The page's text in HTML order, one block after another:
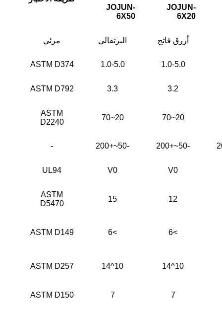
JOJUN-
6X20
JOJUN-
6X50
أزرق فاتح البرتقالي مرئي
1.0-5.0
1.0-5.0
ASTM D374
3.2
3.3
ASTM D792
20~70
20~70
ASTM
D2240
-50~+200
-50~+200
-
V0
V0
UL94
12
15
ASTM
D5470
>6
>6
ASTM D149
10^14
10^14
ASTM D257
7
7
ASTM D150